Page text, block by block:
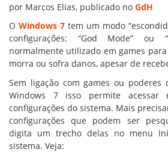
por Marcos Elias, publicado no GdH
O Windows 7 tem um modo
configurações: “God Mode” ou
normalmente utilizado em games
morra ou sofra danos, apesar de
Sem ligação com games ou poderes
Windows 7 isso permite acessar
configurações do sistema. Mais
configurações que podem ser
digita um trecho delas no menu
sistema. Veja: